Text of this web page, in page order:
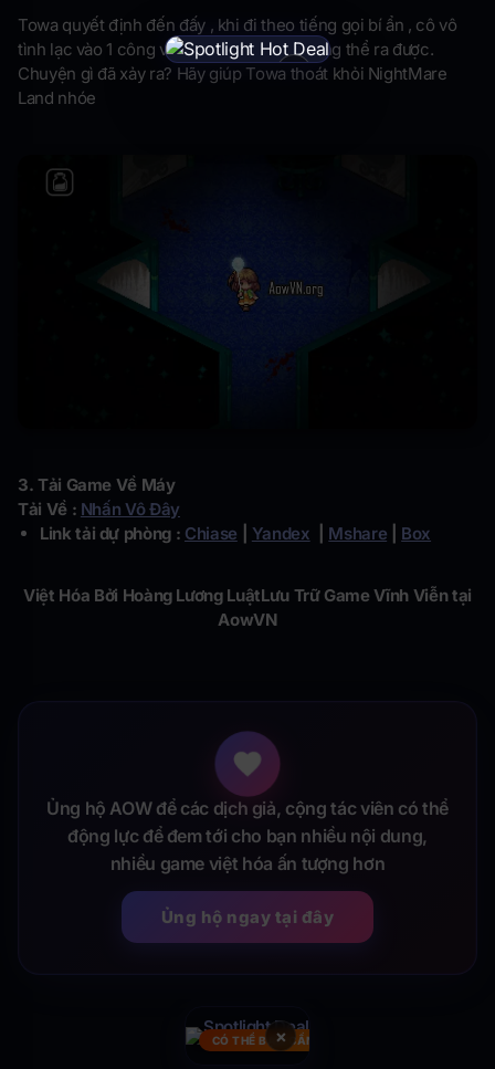
Towa quyết định đến đấy , khi đi theo tiếng gọi bí ẩn , cô vô
tình lạc vào 1 công viên bỏ hoang. Và không thể ra được.
Chuyện gì đã xảy ra? Hãy giúp Towa thoát khỏi NightMare
Land nhóe
3. Tải Game Về Máy
Tải Về : Nhấn Vô Đây
Link tải dự phòng : Chiase Yandex Mshare Box
Việt Hóa Bởi Hoàng Lương LuậtLưu Trữ Game Vĩnh Viễn tại
AowVN
Ủng hộ AOW để các dịch giả, cộng tác viên có thể
động lực để đem tới cho bạn nhiều nội dung,
nhiều game việt hóa ấn tượng hơn
Ủng hộ ngay tại đây
×
CÓ THỂ BẠN CẦN
×